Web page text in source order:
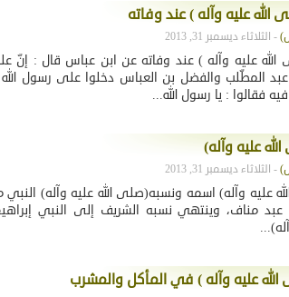
الله عليه وآله ) عند وفاته
- الثلاثاء ديسمبر 31, 2013
الله عليه وآله ) عند وفاته عن ابن عباس قال : إنّ
المطّلب والفضل بن العباس دخلوا على رسول
: يا رسول الله...
عليه وآله)
- الثلاثاء ديسمبر 31, 2013
عليه وآله) اسمه ونسبه(صلى الله عليه وآله) النبي
مناف، وينتهي نسبه الشريف إلى النبي
عليه وآله ) في المأكل والمشرب